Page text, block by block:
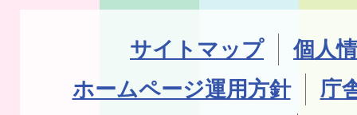
サイトマップ
個人
ホームページ運用方針
庁